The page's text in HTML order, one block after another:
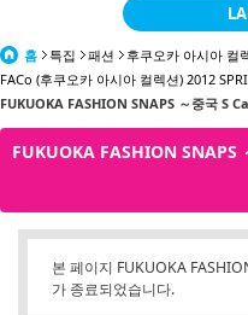
홈 특집 패션 후쿠오카 아시아 컬
FACo (후쿠오카 아시아 컬렉션) 2012
FUKUOKA FASHION SNAPS ～중국 S
FUKUOKA FASHION SNAPS
본 페이지 FUKUOKA
가 종료되었습니다.